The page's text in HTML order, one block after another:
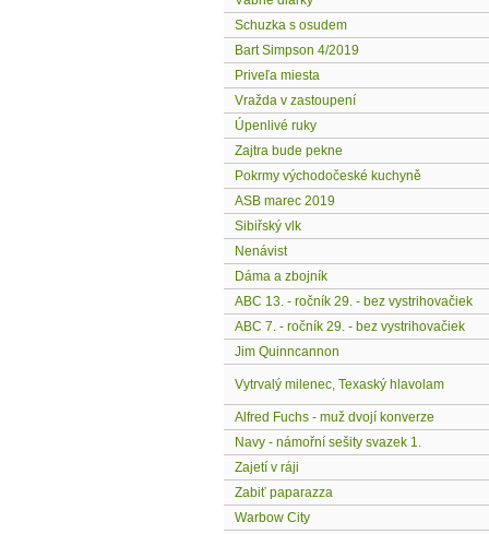
Schuzka s osudem
Bart Simpson 4/2019
Priveľa miesta
Vražda v zastoupení
Úpenlivé ruky
Zajtra bude pekne
Pokrmy východočeské kuchyně
ASB marec 2019
Sibiřský vlk
Nenávist
Dáma a zbojník
ABC 13. - ročník 29. - bez vystrihovačiek
ABC 7. - ročník 29. - bez vystrihovačiek
Jim Quinncannon
Vytrvalý milenec, Texaský hlavolam
Alfred Fuchs - muž dvojí konverze
Navy - námořní sešity svazek 1.
Zajetí v ráji
Zabiť paparazza
Warbow City